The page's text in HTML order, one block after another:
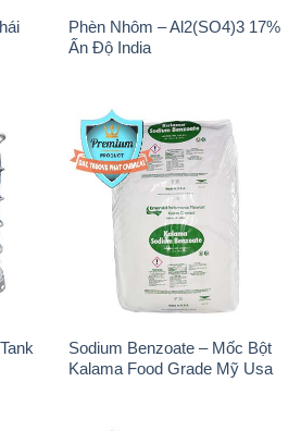
Phèn Nhôm – Al2(SO4)3 17%
Ấn Độ India
Sodium Benzoate – Mốc Bột
Kalama Food Grade Mỹ Usa